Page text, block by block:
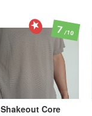
Shakeout Core
7/10